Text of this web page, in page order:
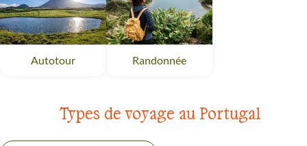
Autotour Randonnée
Types de voyage au Portugal